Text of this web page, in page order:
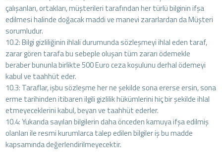
çalışanları, ortakları, müşterileri tarafından her türlü bilginin ifşa
edilmesi halinde doğacak maddi ve manevi zararlardan da Müşteri
sorumludur.
10.2: Bilgi gizliliğinin ihlali durumunda sözleşmeyi ihlal eden taraf,
zarar gören tarafa bu sebeple oluşan tüm zararı ödemekle
beraber bununla birlikte 500 Euro ceza koşulunu derhal ödemeyi
kabul ve taahhüt eder.
10.3: Taraflar, işbu sözleşme her ne şekilde sona ererse ersin, sona
erme tarihinden itibaren ilgili gizlilik hükümlerini hiç bir şekilde ihlal
etmeyeceklerini kabul, beyan ve taahhüt ederler.
10.4: Yukarıda sayılan bilgilerin daha önceden kamuya ifşa edilmiş
olanları ile resmi kurumlarca talep edilen bilgiler iş bu madde
kapsamında değerlendirilmeyecektir.